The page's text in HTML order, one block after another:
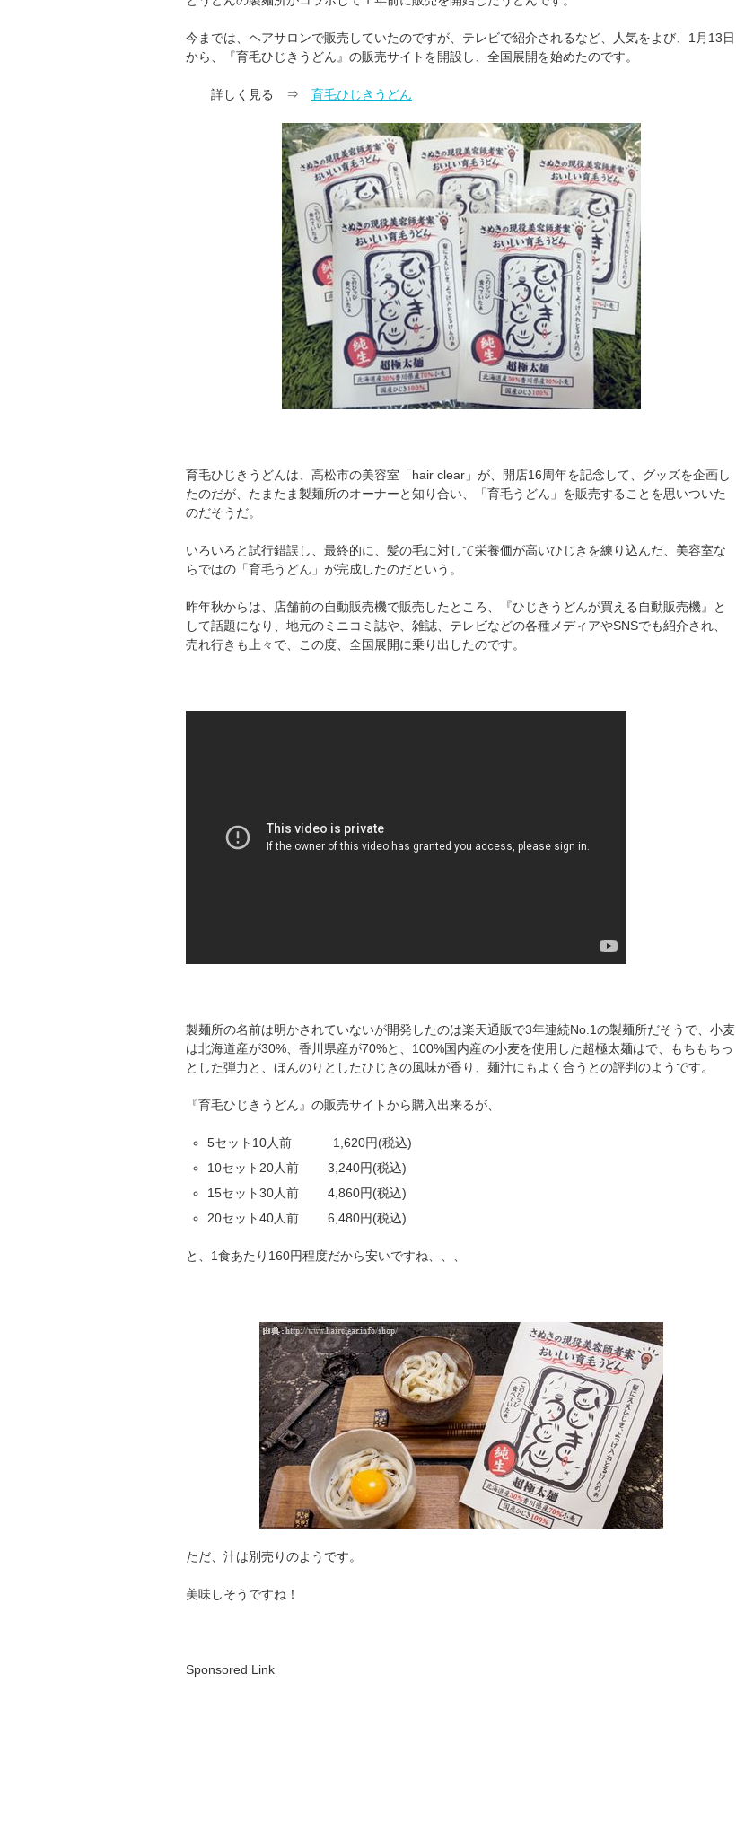
今までは、ヘアサロンで販売していたのですが、テレビで紹介されるなど、人気をよび、1月13日
から、『育毛ひじきうどん』の販売サイトを開設し、全国展開を始めたのです。
詳しく見る ⇒ 育毛ひじきうどん
育毛ひじきうどんは、高松市の美容室「hair clear」が、開店16周年を記念して、グッズを企画し
たのだが、たまたま製麺所のオーナーと知り合い、「育毛うどん」を販売することを思いついた
のだそうだ。
いろいろと試行錯誤し、最終的に、髪の毛に対して栄養価が高いひじきを練り込んだ、美容室な
らではの「育毛うどん」が完成したのだという。
昨年秋からは、店舗前の自動販売機で販売したところ、『ひじきうどんが買える自動販売機』と
して話題になり、地元のミニコミ誌や、雑誌、テレビなどの各種メディアやSNSでも紹介され、
売れ行きも上々で、この度、全国展開に乗り出したのです。
製麺所の名前は明かされていないが開発したのは楽天通販で3年連続No.1の製麺所だそうで、小麦
は北海道産が30%、香川県産が70%と、100%国内産の小麦を使用した超極太麺はで、もちもちっ
とした弾力と、ほんのりとしたひじきの風味が香り、麺汁にもよく合うとの評判のようです。
『育毛ひじきうどん』の販売サイトから購入出来るが、
5セット10人前 1,620円(税込)
10セット20人前 3,240円(税込)
15セット30人前 4,860円(税込)
20セット40人前 6,480円(税込)
と、1食あたり160円程度だから安いですね、、、
ただ、汁は別売りのようです。
美味しそうですね！
Sponsored Link